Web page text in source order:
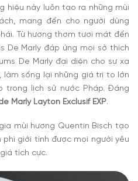
hiệu này luôn tạo ra những mùi
mang đến cho người dùng
Từ hương thơm tươi mát đến
De Marly đáp ứng mọi sở thích
De Marly đại diện cho sự xa
làm sống lại những giá trị to lớn
lịch sử nước Pháp. Đáng
Marly Layton Exclusif EXP.
mùi hương Quentin Bisch tạo
phi giới tính được mọi người yêu
tích cực.